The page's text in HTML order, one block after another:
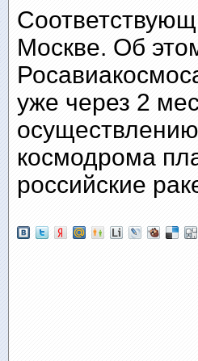
Москве. Об
уже через 2
космодрома
российские